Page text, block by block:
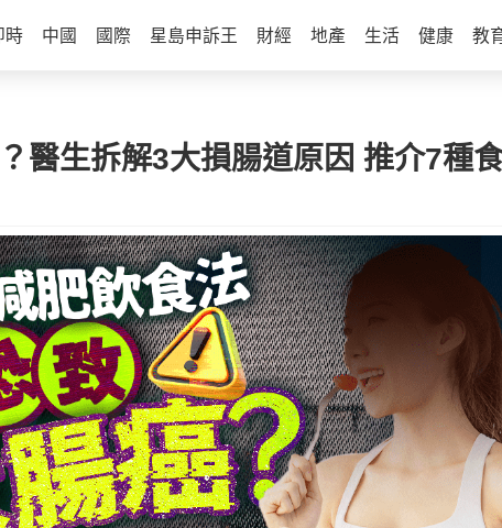
時 中國 國際 星島申訴王 財經 地產 生活 健康 教
醫生拆解3大損腸道原因 推介7種